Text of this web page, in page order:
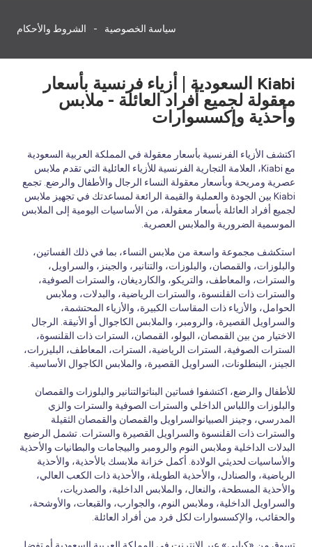
سياسة الخصوصية الشروط والأحكام
Kiabi السعودية | أزياء فرنسية بأسعار
معقولة لجميع أفراد العائلة - ملابس
وأحذية وإكسسوارات
اكتشف الأزياء الفرنسية بأسعار معقولة في المملكة العربية السعودية
مع Kiabi، العلامة التجارية الفرنسية للأزياء العائلية التي تقدم ملابس
عصرية ومريحة وبأسعار معقولة النساء الرجال والأطفال والرضع. تجمع
Kiabi بين الجودة والعملية والقيمة الرائعة لمساعدتك في تجهيز ملابس
لجميع أفراد العائلة بأسعار معقولة، من الأساسيات اليومية إلى الملابس
الموسمية الضرورية والملابس العصرية.
استكشف مجموعة واسعة من ملابس النساء، بما في ذلك الفساتين،
والبلوزات، والقمصان، والبلوزات، والتنانير، والجينز، والسراويل،
والسترات، والمعاطف، والتريكو، والكارديغان، والسترات الصوفية،
والسترات ذات القلنسوة، والسترات الرياضية، والبدلات، وملابس
الحوامل، والأزياء ذات المقاسات الكبيرة، والأزياء المحتشمة،
والسراويل القصيرة، والرومبر، والملابس الكاجوال أو الأنيقة. الرجال
الاختيار من بين القمصان، البولو، القمصان، السترات ذات القلنسوة،
السترات الصوفية، السترات الرياضية، السترات، المعاطف، البليزرات،
الجينز، البنطلونات، السراويل القصيرة، والملابس الكاجوال الأساسية.
للأطفال والرضع، اكتشفوا فساتين البناتوالتنانير والبلوزات والقمصان
والبلوزات واللباس الداخلي والسترات الصوفية والسترات والزي
المدرسي، وجينز الصبيانوالسراويل والقمصان والقمصان الثقيلة
والسترات ذات القلنسوة والسراويل القصيرة والسترات. تشمل الرضيع
البدلات الداخلية وملابس النوم والرومبر والبيجامات والبطانيات والأحذية
والأساسيات لحديثي الولادة. أكمل خزانة ملابسك بالأحذية، والأحذية
الرياضية، والصنادل، والأحذية الطويلة، والأحذية ذات الكعب العالي،
والأحذية المسطحة، والنعال، والملابس الداخلية، والصدريات،
والسراويل الداخلية، وملابس النوم، والجوارب، والقبعات، والأوشحة،
والحقائب، والإكسسوارات لكل فرد من أفراد العائلة.